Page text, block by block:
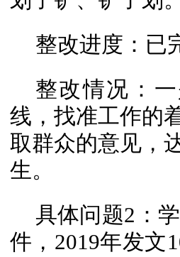
整改进度：已
整改情况：
线，找准工作的
取群众的意见，
生。
具体问题2：
件，2019年发文